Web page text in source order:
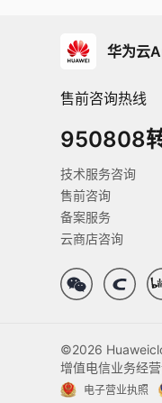
华为云
售前咨询热线
950808
技术服务咨询
售前咨询
备案服务
云商店咨询
©2026
增值电信业务经
电子营业执照